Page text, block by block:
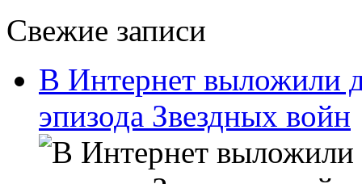
Свежие записи
В Интернет выложили
эпизода Звездных войн